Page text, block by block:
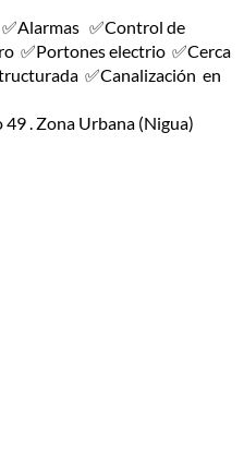
✅️Control de
✅️Portones electrio ✅️Cerca
✅️Canalización en
. Zona Urbana (Nigua)